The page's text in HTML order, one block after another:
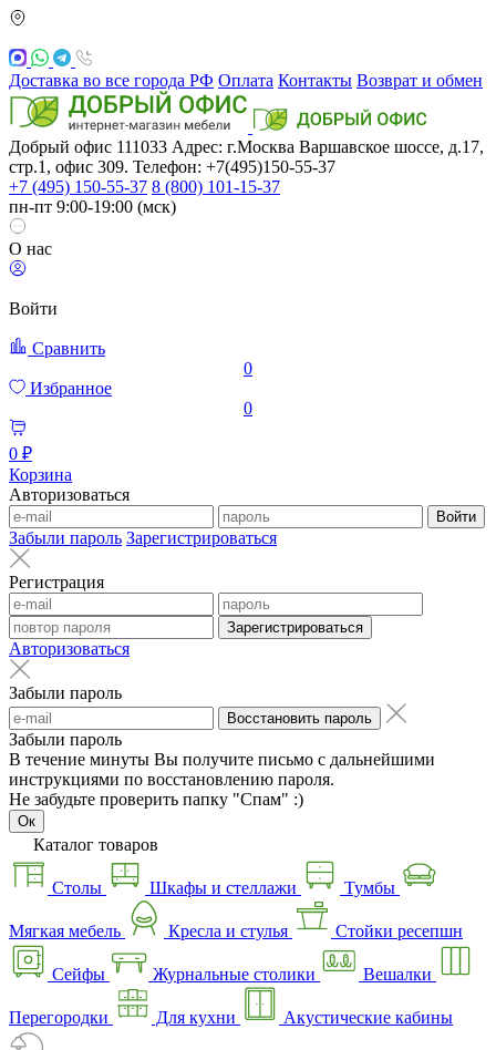
Доставка во все города РФ Оплата Контакты Возврат и обмен
Добрый офис 111033 Адрес: г.Москва Варшавское шоссе, д.17,
стр.1, офис 309. Телефон: +7(495)150-55-37
+7 (495) 150-55-37 8 (800) 101-15-37
пн-пт 9:00-19:00 (мск)
О нас
Войти
Сравнить
0
Избранное
0
0 ₽
Корзина
Авторизоваться
Войти
Забыли пароль Зарегистрироваться
Регистрация
Зарегистрироваться
Авторизоваться
Забыли пароль
Восстановить пароль
Забыли пароль
В течение минуты Вы получите письмо с дальнейшими
инструкциями по восстановлению пароля.
Не забудьте проверить папку "Спам" :)
Ок
Каталог товаров
Столы Шкафы и стеллажи Тумбы
Мягкая мебель Кресла и стулья Стойки ресепшн
Сейфы Журнальные столики Вешалки
Перегородки Для кухни Акустические кабины